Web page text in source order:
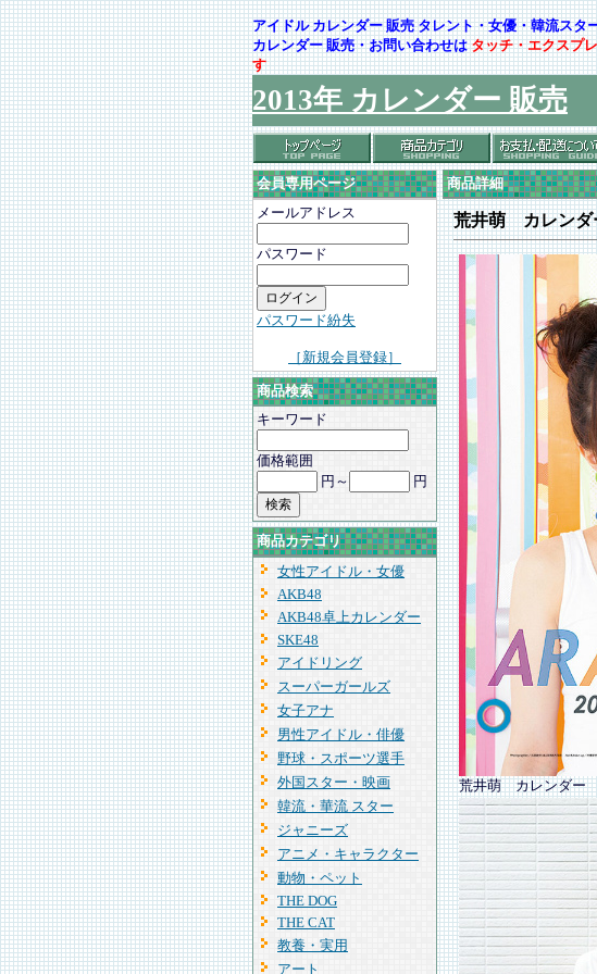
アイドル カレンダー 販売 タレント・女優・韓流ス
カレンダー 販売・お問い合わせはタッチ・エクスプ
す
2013年 カレンダー 販売
会員専用ページ
メールアドレス
パスワード
パスワード紛失
［新規会員登録］
商品検索
キーワード
価格範囲
円～
円
商品カテゴリ
女性アイドル・女優
AKB48
AKB48卓上カレンダー
SKE48
アイドリング
スーパーガールズ
女子アナ
男性アイドル・俳優
野球・スポーツ選手
外国スター・映画
韓流・華流 スター
ジャニーズ
アニメ・キャラクター
動物・ペット
THE DOG
THE CAT
教養・実用
アート
商品詳細
荒井萌 カレンダ
荒井萌 カレンダー